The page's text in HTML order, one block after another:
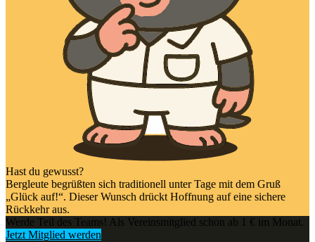
Hast du gewusst?
Bergleute begrüßten sich traditionell unter Tage mit dem Gruß
„Glück auf!“. Dieser Wunsch drückt Hoffnung auf eine sichere
Rückkehr aus.
Werde Teil des Teams! Als Vereinsmitglied schon ab 1 € im Monat.
Jetzt Mitglied werden